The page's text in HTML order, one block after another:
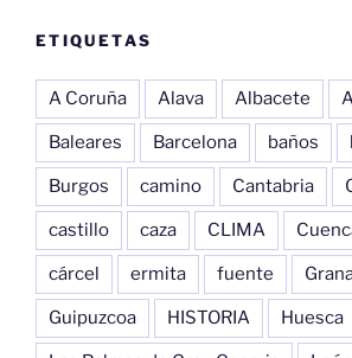
ETIQUETAS
A Coruña Alava Albacete
Baleares Barcelona baños
Burgos camino Cantabria
castillo caza CLIMA
cárcel ermita fuente
Guipuzcoa HISTORIA Huesca